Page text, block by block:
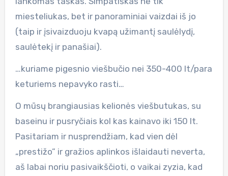
miesteliukas, bet ir panoraminiai vaizdai iš jo
(taip ir įsivaizduoju kvapą užimantį saulėlydį,
saulėtekį ir panašiai).
…kuriame pigesnio viešbučio nei 350-400 lt/para
keturiems nepavyko rasti…
O mūsų brangiausias kelionės viešbutukas, su
baseinu ir pusryčiais kol kas kainavo iki 150 lt.
Pasitariam ir nusprendžiam, kad vien dėl
„prestižo” ir gražios aplinkos išlaidauti neverta,
aš labai noriu pasivaikščioti, o vaikai zyzia, kad